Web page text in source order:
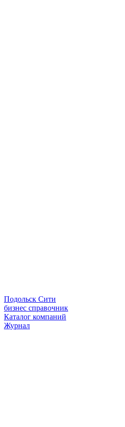
Подольск Сити
бизнес справочник
Каталог компаний
Журнал